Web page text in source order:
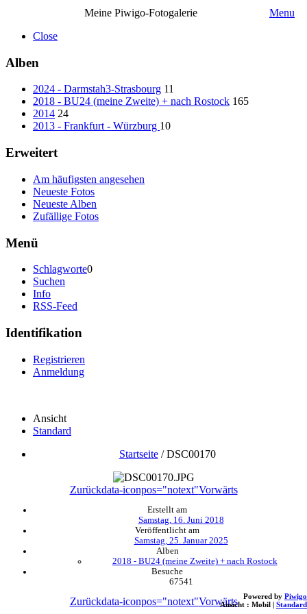
Meine Piwigo-Fotogalerie
Menu
Close
Alben
2024 - Darmstah3-Strasbourg 11
2018 - BU24 (meine Zweite) + nach Rostock 165
2014 24
2013 - Frankfurt - Würzburg 10
Erweitert
Am häufigsten angesehen
Neueste Fotos
Neueste Alben
Zufällige Fotos
Menü
Schlagworte0
Suchen
Info
RSS-Feed
Identifikation
Registrieren
Anmeldung
Ansicht
Standard
Startseite/DSC00170
Zurückdata-iconpos="notext"Vorwärts
Erstellt am
Samstag, 16. Juni 2018
Veröffentlicht am
Samstag, 25. Januar 2025
Alben
2018 - BU24 (meine Zweite) + nach Rostock
Besuche
67541
Zurückdata-iconpos="notext"Vorwärts Powered by Piwigo
Ansicht : Mobil | Standard